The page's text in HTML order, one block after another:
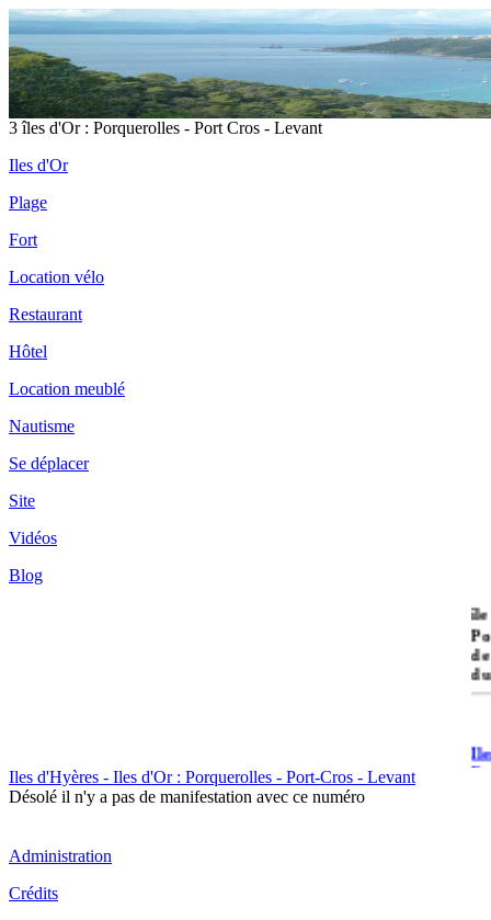
3 îles d'Or : Porquerolles - Port Cros - Levant
Iles d'Or
Plage
Fort
Location vélo
Restaurant
Hôtel
Location meublé
Nautisme
Se déplacer
Site
Vidéos
Blog
île
Iles d'Hyères - Iles d'Or : Porquerolles - Port-Cros - Levant
Désolé il n'y a pas de manifestation avec ce numéro
Administration
Crédits